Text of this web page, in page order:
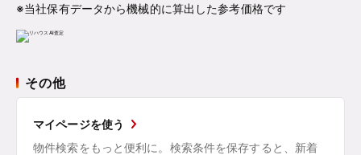
※当社保有データから機械的に算出した参考価格です
その他
マイページを使う
物件検索をもっと便利に。検索条件を保存すると、新着